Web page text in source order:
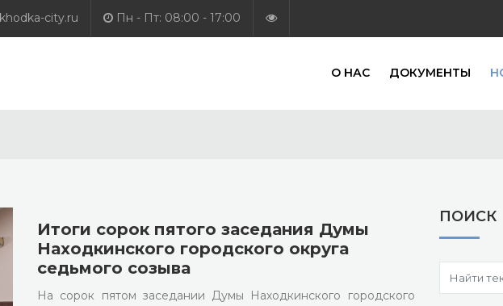
city.ru Пн - Пт: 08:00 - 17:00
О НАС ДОКУМЕНТЫ
Итоги сорок пятого заседания Думы
Находкинского городского округа
седьмого созыва
На сорок пятом заседании Думы Находкинского городского
ПОИСК